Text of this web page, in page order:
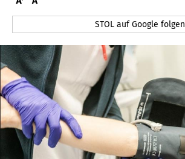
STOL auf Google folgen